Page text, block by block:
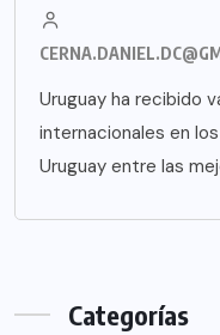
Uruguay ha recibido
internacionales en
Uruguay entre las
Categorías